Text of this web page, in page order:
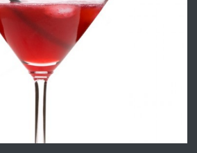
Имот в Северна Гърция, до Кавала
Иглолистни Пелети клас А1